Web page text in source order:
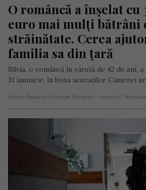
O româncă a înșelat cu
euro mai mulți bătrâni
străinătate. Cerea
familia sa din țară
Silvia, o româncă în vârstă de 42 de ani,
31 ianuarie, în boxa acuzaților Camerei
Scris de Redacția Jurnal de Emigrant - miercuri, 1